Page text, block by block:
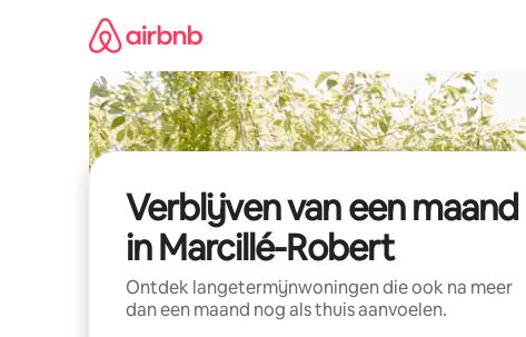
Verblijven van een maand
in Marcillé-Robert
Ontdek langetermijnwoningen die ook na meer
dan een maand nog als thuis aanvoelen.